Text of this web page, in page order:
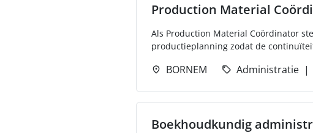
Production Material
Als Production Material Coördinator
productieplanning zodat de
BORNEM Administratie
Boekhoudkundig